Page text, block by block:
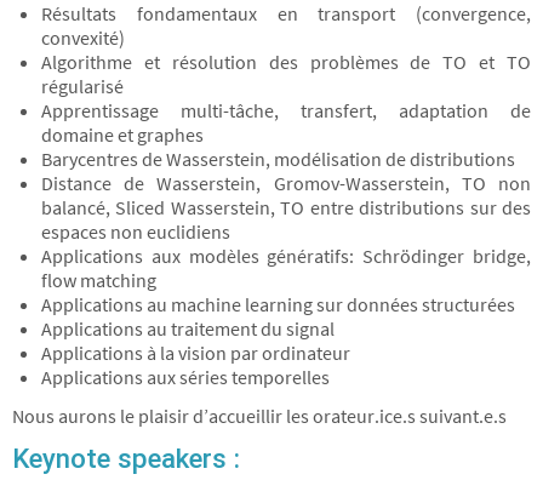
Résultats fondamentaux en transport (convergence,
convexité)
Algorithme et résolution des problèmes de TO et TO
régularisé
Apprentissage multi-tâche, transfert, adaptation de
domaine et graphes
Barycentres de Wasserstein, modélisation de distributions
Distance de Wasserstein, Gromov-Wasserstein, TO non
balancé, Sliced Wasserstein, TO entre distributions sur des
espaces non euclidiens
Applications aux modèles génératifs: Schrödinger bridge,
flow matching
Applications au machine learning sur données structurées
Applications au traitement du signal
Applications à la vision par ordinateur
Applications aux séries temporelles
Nous aurons le plaisir d’accueillir les orateur.ice.s suivant.e.s
Keynote speakers :